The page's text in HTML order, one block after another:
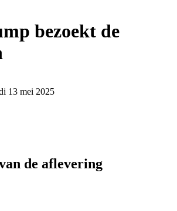
bezoekt de
13 mei 2025
de aflevering